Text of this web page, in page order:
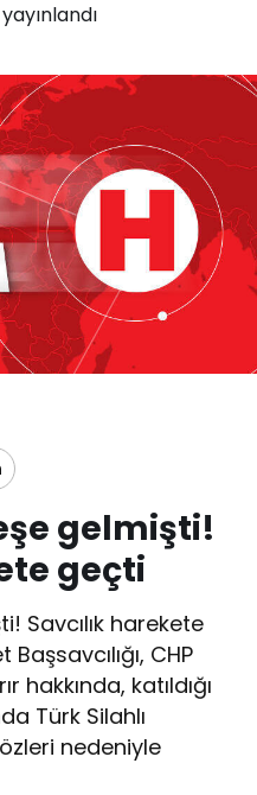
yayınlandı
gelmişti!
geçti
Savcılık harekete
CHP
hakkında, katıldığı
Türk Silahlı
nedeniyle